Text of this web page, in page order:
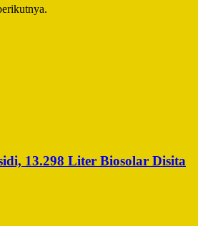
13.298 Liter Biosolar Disita